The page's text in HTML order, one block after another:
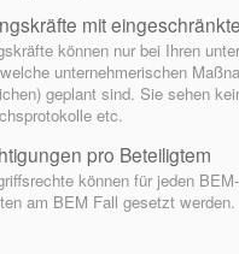
mit
können nur bei Ihren
unternehmerischen
geplant sind. Sie sehen
etc.
pro Beteiligtem
können für jeden
am BEM Fall gesetzt werden.